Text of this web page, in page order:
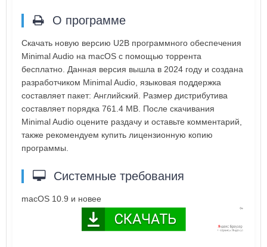
О программе
Скачать новую версию U2B программного обеспечения
Minimal Audio на macOS с помощью торрента
бесплатно. Данная версия вышла в 2024 году и создана
разработчиком Minimal Audio, языковая поддержка
составляет пакет: Английский. Размер дистрибутива
составляет порядка 761.4 MB. После скачивания
Minimal Audio оцените раздачу и оставьте комментарий,
также рекомендуем купить лицензионную копию
программы.
Системные требования
macOS 10.9 и новее